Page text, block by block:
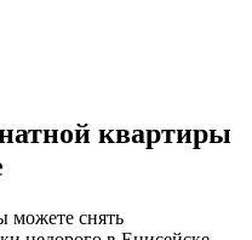
квартиры
можете снять